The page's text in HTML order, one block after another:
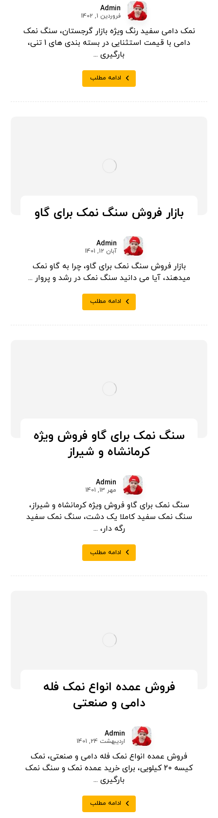
Admin
فروردین 1, 1402
نمک دامی سفید رنگ ویژه بازار گرجستان، سنگ نمک
دامی با قیمت استثنایی در بسته بندی های 1 تنی،
بارگیری ...
ادامه مطلب
بازار فروش سنگ نمک برای گاو
Admin
آبان 12, 1401
بازار فروش سنگ نمک برای گاو، چرا به گاو نمک
میدهند، آیا می دانید سنگ نمک در رشد و پروار ...
ادامه مطلب
سنگ نمک برای گاو فروش ویژه
کرمانشاه و شیراز
Admin
مهر 13, 1401
سنگ نمک برای گاو فروش ویژه کرمانشاه و شیراز،
سنگ نمک سفید کاملا یک دشت، سنگ نمک سفید
رگه دار، ...
ادامه مطلب
فروش عمده انواع نمک فله
دامی و صنعتی
Admin
اردیبهشت 24, 1401
فروش عمده انواع نمک فله دامی و صنعتی، نمک
کیسه 20 کیلویی، برای خرید عمده نمک و سنگ نمک
بارگیری ...
ادامه مطلب